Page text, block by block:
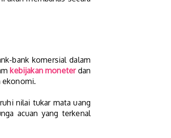
bank komersial dalam
kebijakan moneterdan
ekonomi.
nilai tukar mata uang
acuan yang terkenal